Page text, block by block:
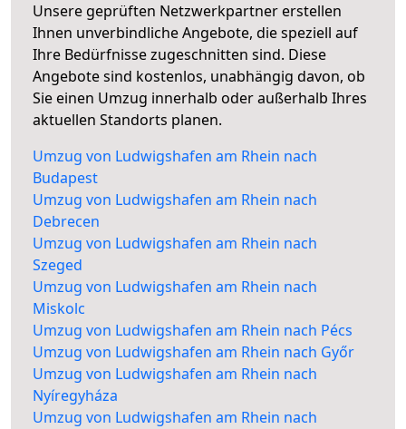
Unsere geprüften Netzwerkpartner erstellen
Ihnen unverbindliche Angebote, die speziell auf
Ihre Bedürfnisse zugeschnitten sind. Diese
Angebote sind kostenlos, unabhängig davon, ob
Sie einen Umzug innerhalb oder außerhalb Ihres
aktuellen Standorts planen.
Umzug von Ludwigshafen am Rhein nach
Budapest
Umzug von Ludwigshafen am Rhein nach
Debrecen
Umzug von Ludwigshafen am Rhein nach
Szeged
Umzug von Ludwigshafen am Rhein nach
Miskolc
Umzug von Ludwigshafen am Rhein nach Pécs
Umzug von Ludwigshafen am Rhein nach Győr
Umzug von Ludwigshafen am Rhein nach
Nyíregyháza
Umzug von Ludwigshafen am Rhein nach